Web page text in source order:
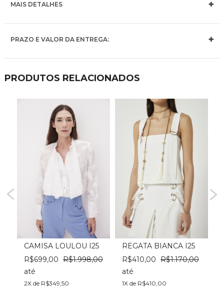
MAIS DETALHES
PRAZO E VALOR DA ENTREGA:
PRODUTOS RELACIONADOS
CAMISA LOULOU I25
R$699,00 R$1.998,00
até
2X de R$349,50
REGATA BIANCA I25
R$410,00 R$1.170,00
até
1X de R$410,00